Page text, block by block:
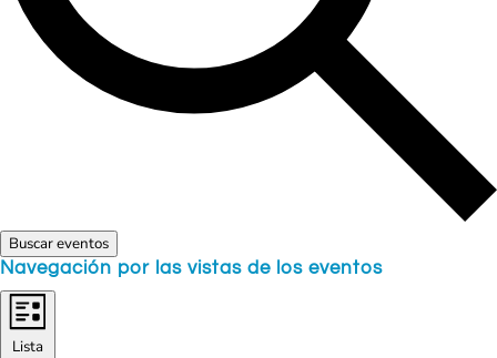
Buscar eventos
Navegación por las vistas de los eventos
Lista